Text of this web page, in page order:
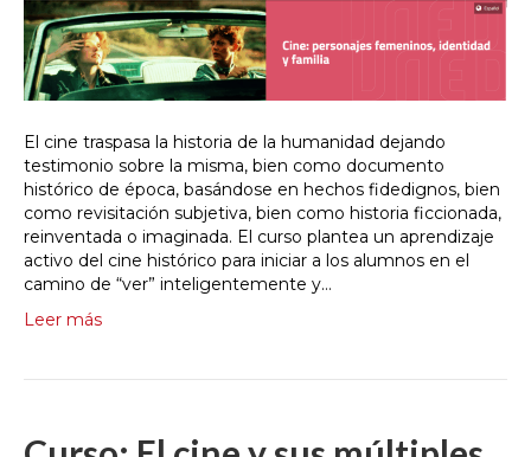
El cine traspasa la historia de la humanidad dejando
testimonio sobre la misma, bien como documento
histórico de época, basándose en hechos fidedignos, bien
como revisitación subjetiva, bien como historia ficcionada,
reinventada o imaginada. El curso plantea un aprendizaje
activo del cine histórico para iniciar a los alumnos en el
camino de “ver” inteligentemente y…
Leer más